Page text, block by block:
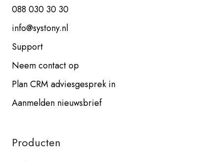
088 030 30 30
info@systony.nl
Support
Neem contact op
Plan CRM adviesgesprek in
Aanmelden nieuwsbrief
Producten